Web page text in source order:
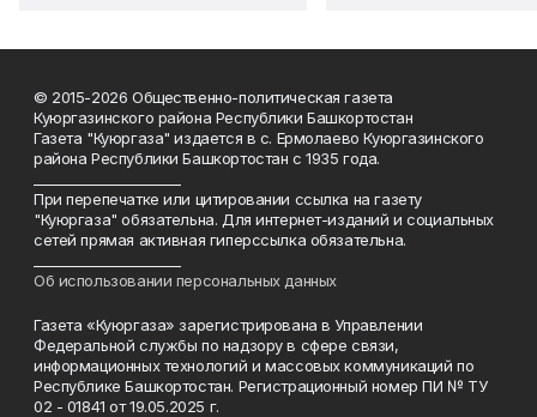
© 2015-2026 Общественно-политическая газета
Куюргазинского района Республики Башкортостан
Газета "Куюргаза" издается в с. Ермолаево Куюргазинского
района Республики Башкортостан с 1935 года.
При перепечатке или цитировании ссылка на газету
"Куюргаза" обязательна. Для интернет-изданий и социальных
сетей прямая активная гиперссылка обязательна.
Об использовании персональных данных
Газета «Куюргаза» зарегистрирована в Управлении
Федеральной службы по надзору в сфере связи,
информационных технологий и массовых коммуникаций по
Республике Башкортостан. Регистрационный номер ПИ № ТУ
02 - 01841 от 19.05.2025 г.